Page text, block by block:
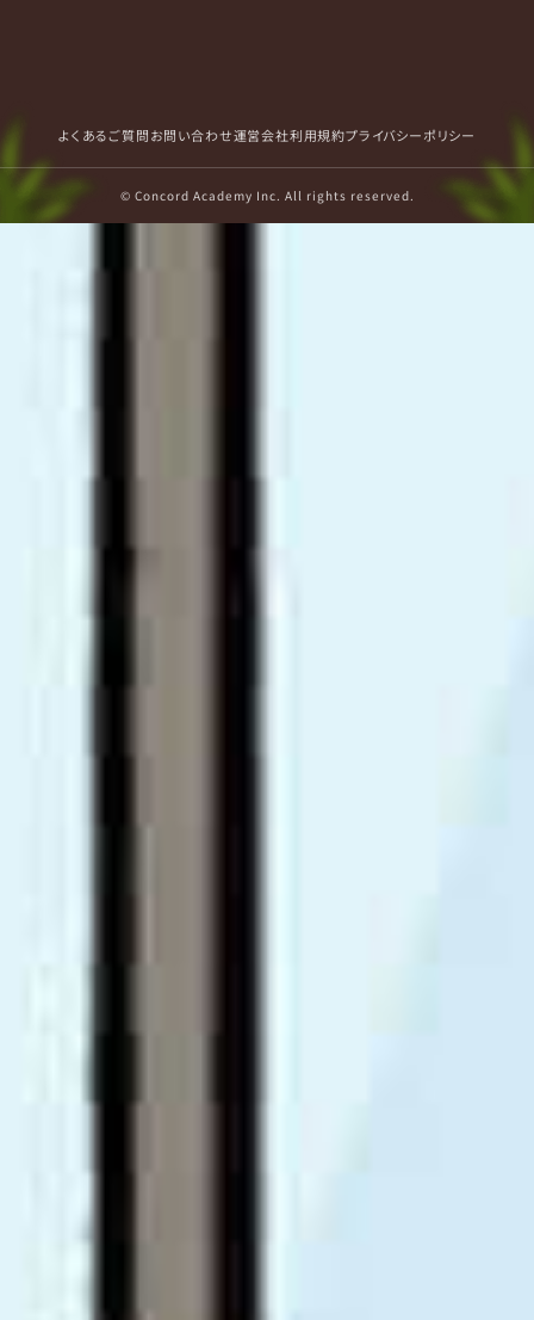
よくあるご質問お問い合わせ運営会社利用規約プライバシーポリシー
© Concord Academy Inc. All rights reserved.